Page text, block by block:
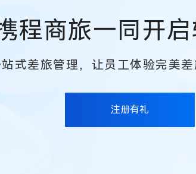
程商旅一同开
式差旅管理，让员工体验完美
注册有礼